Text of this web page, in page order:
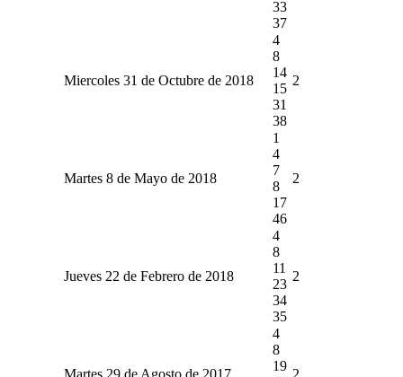
33
37
Miercoles 31 de Octubre de 2018
4
8
14
15
31
38
2
Martes 8 de Mayo de 2018
1
4
7
8
17
46
2
Jueves 22 de Febrero de 2018
4
8
11
23
34
35
2
Martes 29 de Agosto de 2017
4
8
19
2